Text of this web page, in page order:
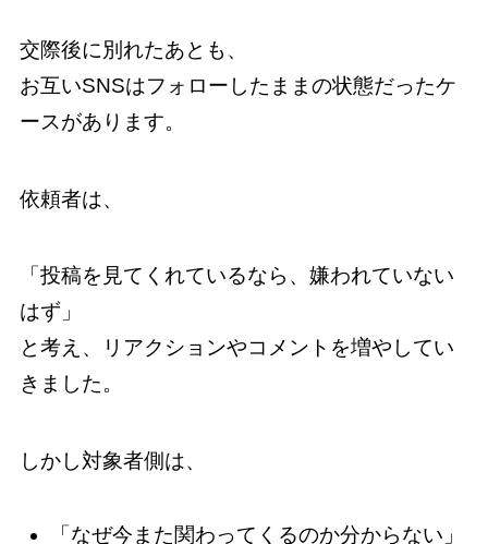
交際後に別れたあとも、
お互いSNSはフォローしたままの状態だったケ
ースがあります。
依頼者は、
「投稿を見てくれているなら、嫌われていない
はず」
と考え、リアクションやコメントを増やしてい
きました。
しかし対象者側は、
「なぜ今また関わってくるのか分からない」